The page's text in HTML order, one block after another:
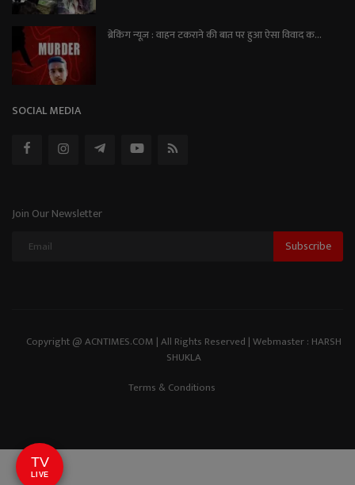
ब्रेकिंग न्यूज़ : वाहन टकराने की बात पर हुआ ऐसा विवाद क...
SOCIAL MEDIA
Join Our Newsletter
Subscribe
Copyright @ ACNTIMES.COM | All Rights Reserved | Webmaster : HARSH
SHUKLA
Terms & Conditions
TV
LIVE